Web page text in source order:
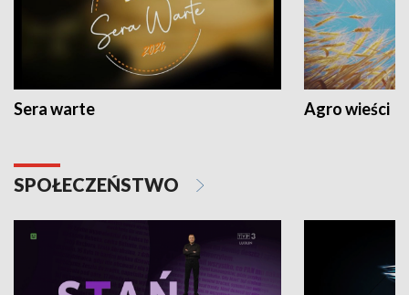
Sera warte Agro wieści
SPOŁECZEŃSTWO